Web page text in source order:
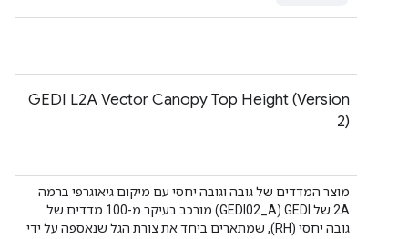
GEDI L2A Vector Canopy Top Height (Version
2)
מוצר המדדים של גובה וגובה יחסי עם מיקום גיאוגרפי ברמה
2A של GEDI‏ (GEDI02_A) מורכב בעיקר מ-100 מדדים של
גובה יחסי (RH), שמתארים ביחד את צורת הגל שנאספה על ידי